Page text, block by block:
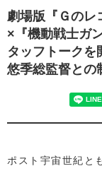
劇場版『Ｇのレ
×『機動戦士ガ
タッフトークを
悠季総監督との
ポスト宇宙世紀と